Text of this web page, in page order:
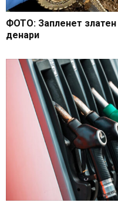
ФОТО: Запленет
денари